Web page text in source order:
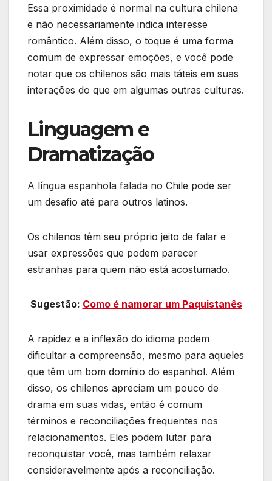
Essa proximidade é normal na cultura chilena
e não necessariamente indica interesse
romântico. Além disso, o toque é uma forma
comum de expressar emoções, e você pode
notar que os chilenos são mais táteis em suas
interações do que em algumas outras culturas.
Linguagem e
Dramatização
A língua espanhola falada no Chile pode ser
um desafio até para outros latinos.
Os chilenos têm seu próprio jeito de falar e
usar expressões que podem parecer
estranhas para quem não está acostumado.
Sugestão: Como é namorar um Paquistanês
A rapidez e a inflexão do idioma podem
dificultar a compreensão, mesmo para aqueles
que têm um bom domínio do espanhol. Além
disso, os chilenos apreciam um pouco de
drama em suas vidas, então é comum
términos e reconciliações frequentes nos
relacionamentos. Eles podem lutar para
reconquistar você, mas também relaxar
consideravelmente após a reconciliação.